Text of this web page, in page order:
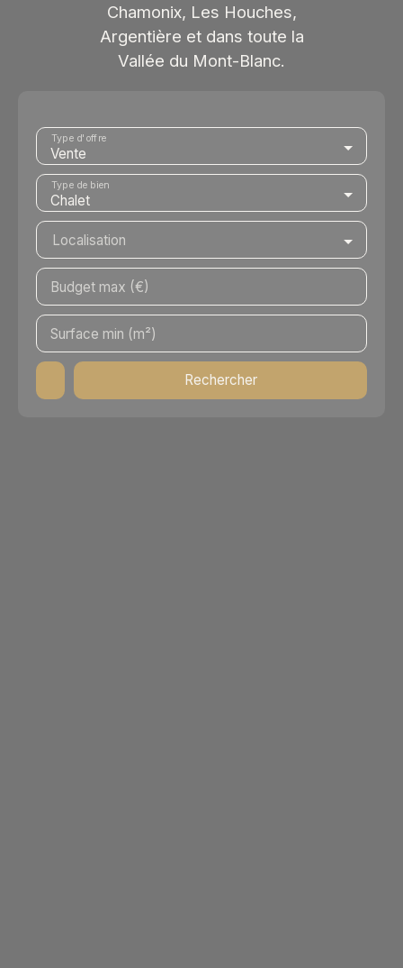
Chamonix, Les Houches,
Argentière et dans toute la
Vallée du Mont-Blanc.
Vente
Type d'offre
Chalet
Type de bien
Localisation
Budget max (€)
Surface min (m²)
Rechercher